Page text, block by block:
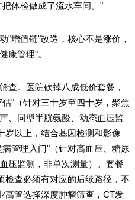
体检做成了流水车间。"
值链"改造，核心不是涨价，
康管理"。
。医院砍掉八成低价套餐，
"（针对三十岁至四十岁，聚焦
、同型半胱氨酸、动态血压监
岁以上，结合基因检测和影像
管理入门"（针对高血压、糖尿
压监测，非单次测量）。套餐
检查必须有对应的后续路径，不
高管选择深度肿瘤筛查，CT发